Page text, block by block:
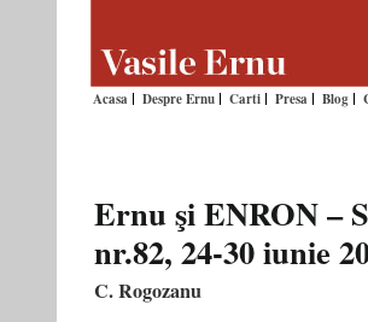
Acasa Despre Ernu Carti Presa Blog
Ernu şi ENRON –
nr.82, 24-30 iunie
C. Rogozanu